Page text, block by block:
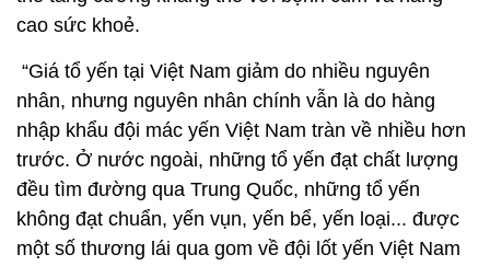
cao sức khoẻ.
“Giá tổ yến tại Việt Nam giảm do nhiều nguyên
nhân, nhưng nguyên nhân chính vẫn là do hàng
nhập khẩu đội mác yến Việt Nam tràn về nhiều hơn
trước. Ở nước ngoài, những tổ yến đạt chất lượng
đều tìm đường qua Trung Quốc, những tổ yến
không đạt chuẩn, yến vụn, yến bể, yến loại... được
một số thương lái qua gom về đội lốt yến Việt Nam